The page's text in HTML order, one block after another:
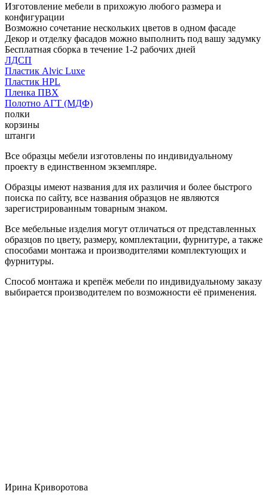
Изготовление мебели в прихожую любого размера и
конфигурации
Возможно сочетание нескольких цветов в одном фасаде
Декор и отделку фасадов можно выполнить под вашу задумку
Бесплатная сборка в течение 1-2 рабочих дней
ЛДСП
Пластик Alvic Luxe
Пластик HPL
Пленка ПВХ
Полотно АГТ (МДФ)
полки
корзины
штанги
Все образцы мебели изготовлены по индивидуальному
проекту в единственном экземпляре.
Образцы имеют названия для их различия и более быстрого
поиска по сайту, все названия образцов не являются
зарегистрированным товарным знаком.
Все мебельные изделия могут отличаться от представленных
образцов по цвету, размеру, комплектации, фурнитуре, а также
способами монтажа и производителями комплектующих и
фурнитуры.
Способ монтажа и крепёж мебели по индивидуальному заказу
выбирается производителем по возможности её применения.
Ирина Криворотова